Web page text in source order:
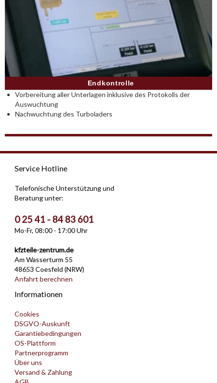
Endkontrolle
Vorbereitung aller Unterlagen inklusive des Protokolls der
Auswuchtung
Nachwuchtung des Turboladers
Service Hotline
Telefonische Unterstützung und
Beratung unter:
0 25 41 - 84 83 601
Mo-Fr, 08:00 - 17:00 Uhr
kfzteile-zentrum.de
Am Wasserturm 55
48653 Coesfeld (NRW)
Anfahrt berechnen
Informationen
Cookies
DSGVO-Auskunft
Garantiebedingungen
OS-Plattform
Partnerprogramm
Über uns
Versand & Zahlung